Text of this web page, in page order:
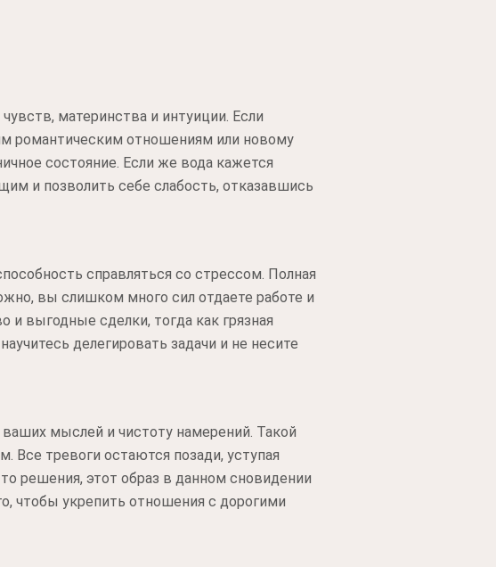
материнства и интуиции. Если
романтическим отношениям или новому
состояние. Если же вода кажется
и позволить себе слабость, отказавшись
справляться со стрессом. Полная
вы слишком много сил отдаете работе и
и выгодные сделки, тогда как грязная
делегировать задачи и не несите
мыслей и чистоту намерений. Такой
Все тревоги остаются позади, уступая
решения, этот образ в данном сновидении
чтобы укрепить отношения с дорогими